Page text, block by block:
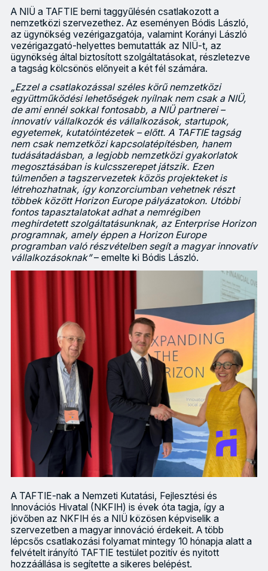
A NIÜ a TAFTIE berni taggyűlésén csatlakozott a
nemzetközi szervezethez. Az eseményen Bódis László,
az ügynökség vezérigazgatója, valamint Korányi László
vezérigazgató-helyettes bemutatták az NIÜ-t, az
ügynökség által biztosított szolgáltatásokat, részletezve
a tagság kölcsönös előnyeit a két fél számára.
„Ezzel a csatlakozással széles körű nemzetközi
együttműködési lehetőségek nyílnak nem csak a NIÜ,
de ami ennél sokkal fontosabb, a NIÜ partnerei –
innovatív vállalkozók és vállalkozások, startupok,
egyetemek, kutatóintézetek – előtt. A TAFTIE tagság
nem csak nemzetközi kapcsolatépítésben, hanem
tudásátadásban, a legjobb nemzetközi gyakorlatok
megosztásában is kulcsszerepet játszik. Ezen
túlmenően a tagszervezetek közös projekteket is
létrehozhatnak, így konzorciumban vehetnek részt
többek között Horizon Europe pályázatokon. Utóbbi
fontos tapasztalatokat adhat a nemrégiben
meghirdetett szolgáltatásunknak, az Enterprise Horizon
programnak, amely éppen a Horizon Europe
programban való részvételben segít a magyar innovatív
vállalkozásoknak”– emelte ki Bódis László.
A TAFTIE-nak a Nemzeti Kutatási, Fejlesztési és
Innovációs Hivatal (NKFIH) is évek óta tagja, így a
jövőben az NKFIH és a NIÜ közösen képviselik a
szervezetben a magyar innováció érdekeit. A több
lépcsős csatlakozási folyamat mintegy 10 hónapja alatt a
felvételt irányító TAFTIE testület pozitív és nyitott
hozzáállása is segítette a sikeres belépést.